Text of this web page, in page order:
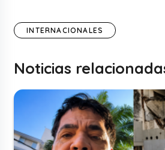
INTERNACIONALES
Noticias